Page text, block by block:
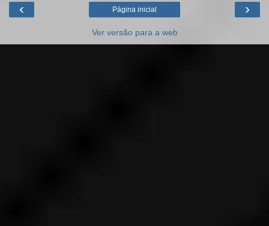
‹ ›
Página inicial
Ver versão para a web